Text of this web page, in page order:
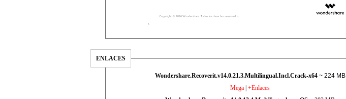
ENLACES
Wondershare.Recoverit.v14.0.21.3.Multilingual.Incl.Crack-x64~ 224 MB
Mega +Enlaces